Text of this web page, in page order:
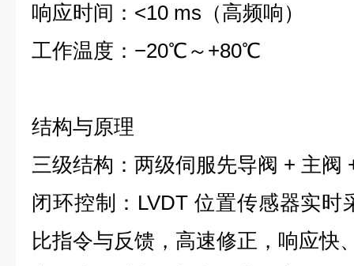
响应时间：<10 ms（高频响）
工作温度：−20℃～+80℃
结构与原理
三级结构：两级伺服先导阀 + 主阀
闭环控制：LVDT 位置传感器实时
比指令与反馈，高速修正，响应快